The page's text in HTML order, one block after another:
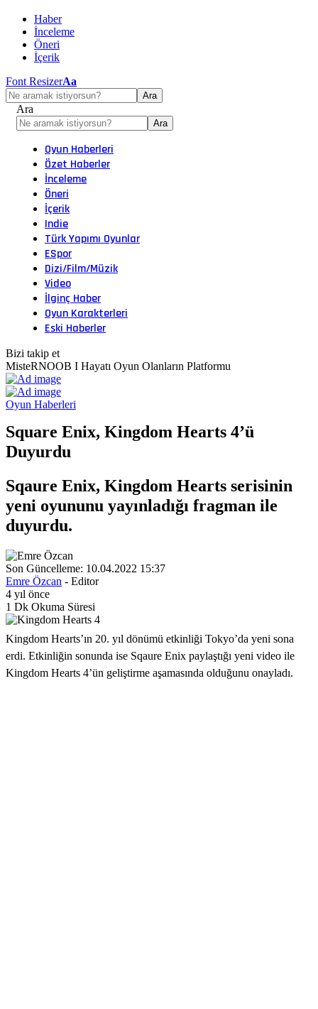
Haber
İnceleme
Öneri
İçerik
Font ResizerAa
Ara
Oyun Haberleri
Özet Haberler
İnceleme
Öneri
İçerik
Indie
Türk Yapımı Oyunlar
ESpor
Dizi/Film/Müzik
Video
İlginç Haber
Oyun Karakterleri
Eski Haberler
Bizi takip et
MisteRNOOB I Hayatı Oyun Olanların Platformu
Oyun Haberleri
Square Enix, Kingdom Hearts 4’ü
Duyurdu
Sqaure Enix, Kingdom Hearts serisinin
yeni oyununu yayınladığı fragman ile
duyurdu.
Son Güncelleme: 10.04.2022 15:37
Emre Özcan - Editor
4 yıl önce
1 Dk Okuma Süresi
Kingdom Hearts’ın 20. yıl dönümü etkinliği Tokyo’da yeni sona
erdi. Etkinliğin sonunda ise Sqaure Enix paylaştığı yeni video ile
Kingdom Hearts 4’ün geliştirme aşamasında olduğunu onayladı.